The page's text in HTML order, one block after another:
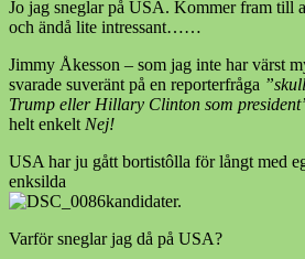
Jo jag sneglar på USA. Kommer fram till
och ändå lite intressant……
Jimmy Åkesson – som jag inte har värst
svarade suveränt på en reporterfråga
Trump eller Hillary Clinton som
helt enkelt Nej!
USA har ju gått bortistôlla för långt med
enksilda
kandidater.
Varför sneglar jag då på USA?